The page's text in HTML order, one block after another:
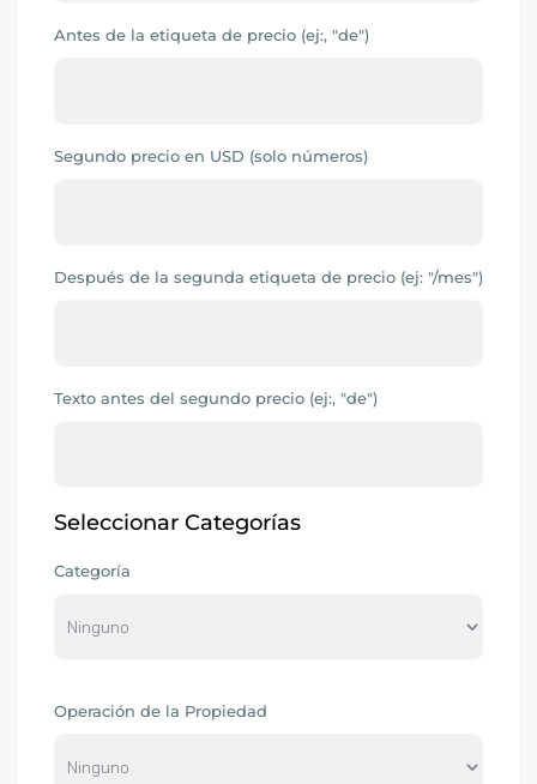
Antes de la etiqueta de precio (ej:, "de")
Segundo precio en USD (solo números)
Después de la segunda etiqueta de precio (ej: "/mes")
Texto antes del segundo precio (ej:, "de")
Seleccionar Categorías
Categoría
Operación de la Propiedad